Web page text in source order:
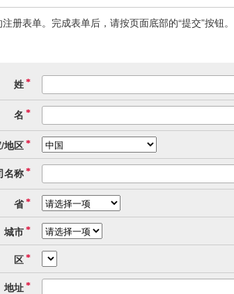
册表单。完成表单后，请按页面底部的“提交”按钮。
姓 *
名 *
地区 *
名称 *
省 *
城市 *
区 *
地址 *